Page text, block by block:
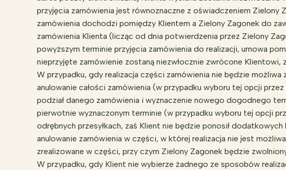
przyjęcia zamówienia jest równoznaczne z oświadczeniem
zamówienia dochodzi pomiędzy Klientem a Zielony Zagonek do
zamówienia Klienta (licząc od dnia potwierdzenia przez Zielony
powyższym terminie przyjęcia zamówienia do realizacji, umowa
nieprzyjęte zamówienie zostaną niezwłocznie zwrócone
W przypadku, gdy realizacja części zamówienia nie będzie
anulowanie całości zamówienia (w przypadku wyboru tej opcji
podział danego zamówienia i wyznaczenie nowego dogodnego
pierwotnie wyznaczonym terminie (w przypadku wyboru tej opcji
odrębnych przesyłkach, zaś Klient nie będzie ponosił
anulowanie zamówienia w części, w której realizacja nie jest
zrealizowane w części, przy czym Zielony Zagonek będzie
W przypadku, gdy Klient nie wybierze żadnego ze sposobów